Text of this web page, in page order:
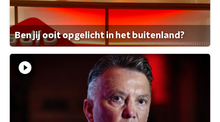
Ben jij ooit opgelicht in het buitenland?